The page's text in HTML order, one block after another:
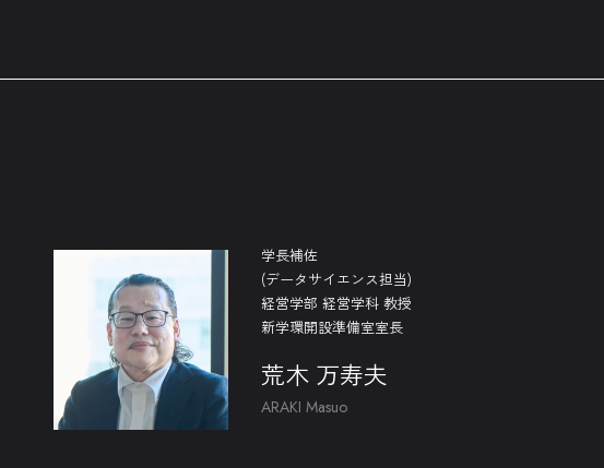
学長補佐
(データサイエンス担当)
経営学部 経営学科 教授
新学環開設準備室室長
荒木 万寿夫
ARAKI Masuo